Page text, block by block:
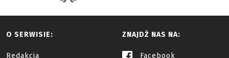
O SERWISIE:
Redakcja
ZNAJDŹ NAS NA:
Facebook